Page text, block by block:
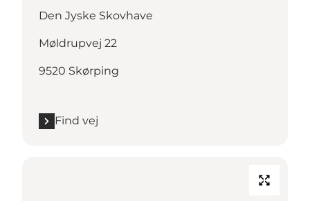
Den Jyske Skovhave
Møldrupvej 22
9520 Skørping
Find vej